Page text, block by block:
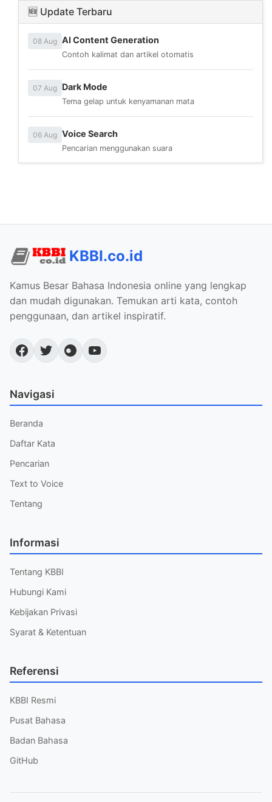
🆕 Update Terbaru
08 Aug AI Content Generation
Contoh kalimat dan artikel otomatis
07 Aug Dark Mode
Tema gelap untuk kenyamanan mata
06 Aug Voice Search
Pencarian menggunakan suara
KBBI.co.id
Kamus Besar Bahasa Indonesia online yang lengkap
dan mudah digunakan. Temukan arti kata, contoh
penggunaan, dan artikel inspiratif.
Navigasi
Beranda
Daftar Kata
Pencarian
Text to Voice
Tentang
Informasi
Tentang KBBI
Hubungi Kami
Kebijakan Privasi
Syarat & Ketentuan
Referensi
KBBI Resmi
Pusat Bahasa
Badan Bahasa
GitHub